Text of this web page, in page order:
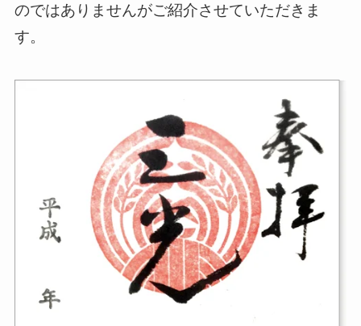
のではありませんがご紹介させていただきま
す。